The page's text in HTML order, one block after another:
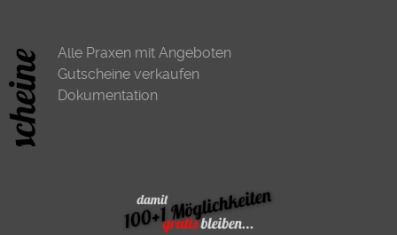
Alle Praxen mit Angeboten
Gutscheine verkaufen
Dokumentation